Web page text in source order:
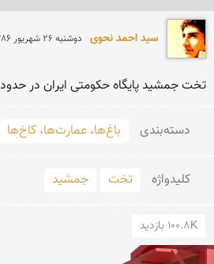
سید احمد نحوی دوشنبه 26 شهريور 1386 | 19 سال پیش
تخت جمشید پایگاه حكومتی ایران در حدود 2500 سال پیش
دسته‌بندی باغ‌ها، عمارت‌ها، کاخ‌ها
کلید‌واژه تخت جمشید
100.8K بازدید